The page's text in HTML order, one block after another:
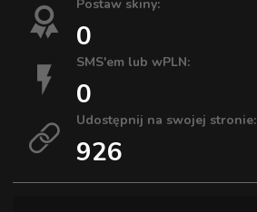
Postaw skiny:
0
SMS'em lub wPLN:
0
Udostępnij na swojej stronie:
926